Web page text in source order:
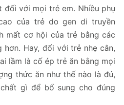
đối với mọi trẻ em. Nhiều phụ
của trẻ do gen di truyền
mất cơ hội của trẻ bằng các
Hay, đối với trẻ nhẹ cân,
lầm là cố ép trẻ ăn bằng mọi
thức ăn như thế nào là đủ,
gì để bổ sung cho đúng